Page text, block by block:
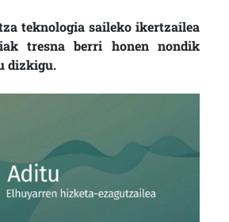
teknologia saileko ikertzailea
tresna berri honen nondik
dizkigu.